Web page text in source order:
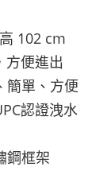
102 cm
方便進出
簡單、方便
認證洩水
框架